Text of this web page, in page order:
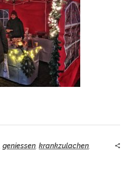
geniessen krankzulachen